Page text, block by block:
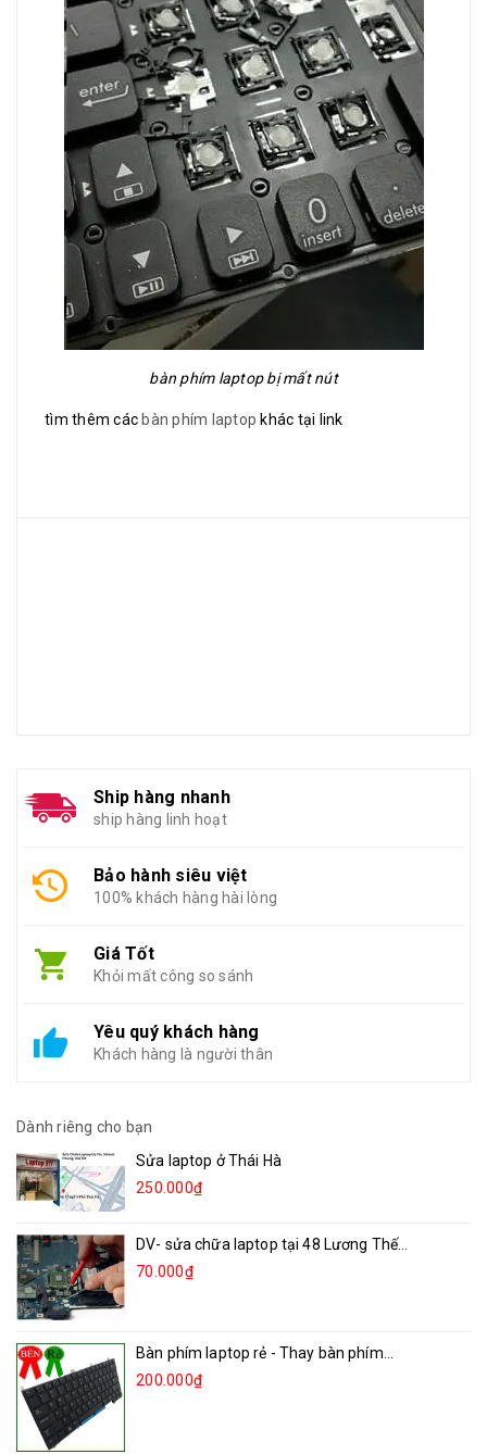
bàn phím laptop bị mất nút
tìm thêm các bàn phím laptop khác tại link
Ship hàng nhanh
ship hàng linh hoạt
Bảo hành siêu việt
100% khách hàng hài lòng
Giá Tốt
Khỏi mất công so sánh
Yêu quý khách hàng
Khách hàng là người thân
Dành riêng cho bạn
Sửa laptop ở Thái Hà
250.000₫
DV- sửa chữa laptop tại 48 Lương Thế...
70.000₫
Bàn phím laptop rẻ - Thay bàn phím...
200.000₫